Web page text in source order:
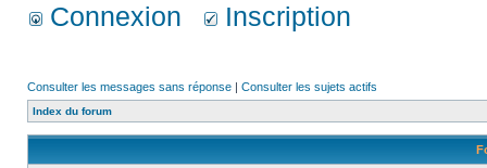
Connexion Inscription
Consulter les messages sans réponse | Consulter les sujets actifs
Index du forum